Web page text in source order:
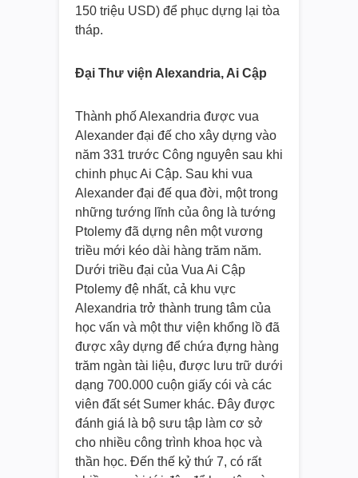
150 triệu USD) để phục dựng lại tòa
tháp.
Đại Thư viện Alexandria, Ai Cập
Thành phố Alexandria được vua
Alexander đại đế cho xây dựng vào
năm 331 trước Công nguyên sau khi
chinh phục Ai Cập. Sau khi vua
Alexander đại đế qua đời, một trong
những tướng lĩnh của ông là tướng
Ptolemy đã dựng nên một vương
triều mới kéo dài hàng trăm năm.
Dưới triều đại của Vua Ai Cập
Ptolemy đệ nhất, cả khu vực
Alexandria trở thành trung tâm của
học vấn và một thư viện khổng lồ đã
được xây dựng để chứa đựng hàng
trăm ngàn tài liệu, được lưu trữ dưới
dạng 700.000 cuộn giấy cói và các
viên đất sét Sumer khác. Đây được
đánh giá là bộ sưu tập làm cơ sở
cho nhiều công trình khoa học và
thần học. Đến thế kỷ thứ 7, có rất